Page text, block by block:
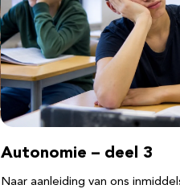
Autonomie – deel 3
Naar aanleiding van ons